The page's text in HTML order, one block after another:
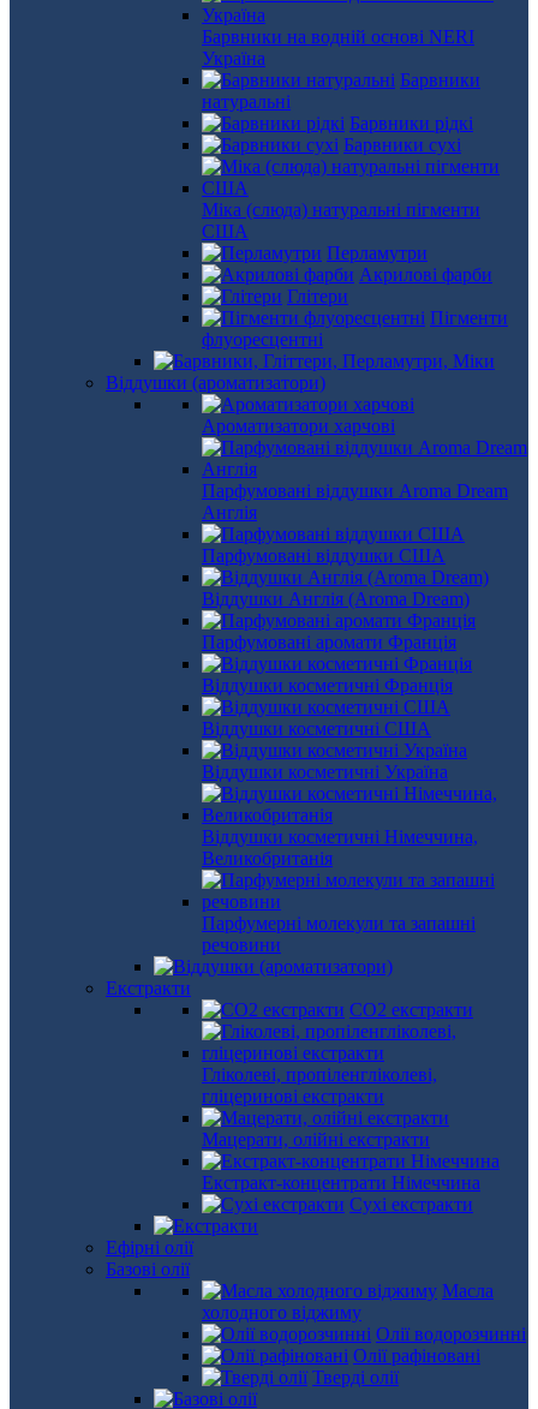
Барвники на водній основі NERI
Україна
Барвники
натуральні
Барвники рідкі
Барвники сухі
Міка (слюда) натуральні пігменти
США
Перламутри
Акрилові фарби
Глітери
Пігменти
флуоресцентні
Віддушки (ароматизатори)
Ароматизатори харчові
Парфумовані віддушки Aroma Dream
Англія
Парфумовані віддушки США
Віддушки Англія (Aroma Dream)
Парфумовані аромати Франція
Віддушки косметичні Франція
Віддушки косметичні США
Віддушки косметичні Україна
Віддушки косметичні Німеччина,
Великобританія
Парфумерні молекули та запашні
речовини
Екстракти
СО2 екстракти
Гліколеві, пропіленгліколеві,
гліцеринові екстракти
Мацерати, олійні екстракти
Екстракт-концентрати Німеччина
Сухі екстракти
Ефірні олії
Базові олії
Масла
холодного віджиму
Олії водорозчинні
Олії рафіновані
Тверді олії